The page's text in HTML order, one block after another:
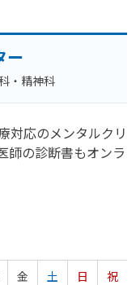
ー
・精神科
対応のメンタルクリ
師の診断書もオンラ
金 土 日
祝